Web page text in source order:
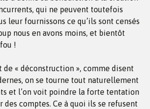
qui ne peuvent toutefois
leur fournissons ce qu’ils sont censés
nous en avons moins, et bientôt
!
de « déconstruction », comme disent
on se tourne tout naturellement
et l’on voit poindre la forte tentation
des comptes. Ce à quoi ils se refusent